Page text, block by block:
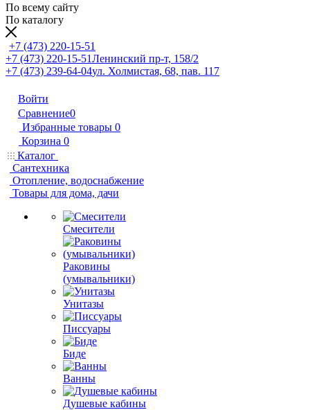
По всему сайту
По каталогу
+7 (473) 220-15-51
+7 (473) 220-15-51Ленинский пр-т, 158/2
+7 (473) 239-64-04ул. Холмистая, 68, пав. 117
Войти
Сравнение0
Избранные товары 0
Корзина 0
Каталог
Сантехника
Отопление, водоснабжение
Товары для дома, дачи
Смесители
Раковины
(умывальники)
Унитазы
Писсуары
Биде
Ванны
Душевые кабины